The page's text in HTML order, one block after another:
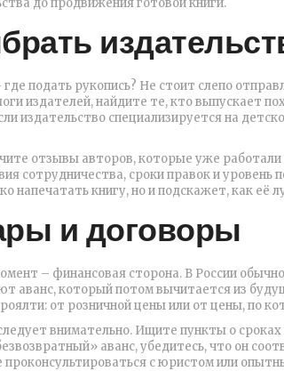
до продвижения готовой книги.
подать рукопись? Не стоит слепо
издателей, найдите те, кто выпускает
издательство специализируется на
отзывы авторов, которые уже
сотрудничества, сроки правок и
напечатать книгу, но и подскажет, как её
и договоры
– финансовая сторона. В России
аванс, который потом вычитается из
от розничной цены или от цены, по
внимательно. Ищите пункты о
аванс, убедитесь, что он
проконсультироваться с юристом или